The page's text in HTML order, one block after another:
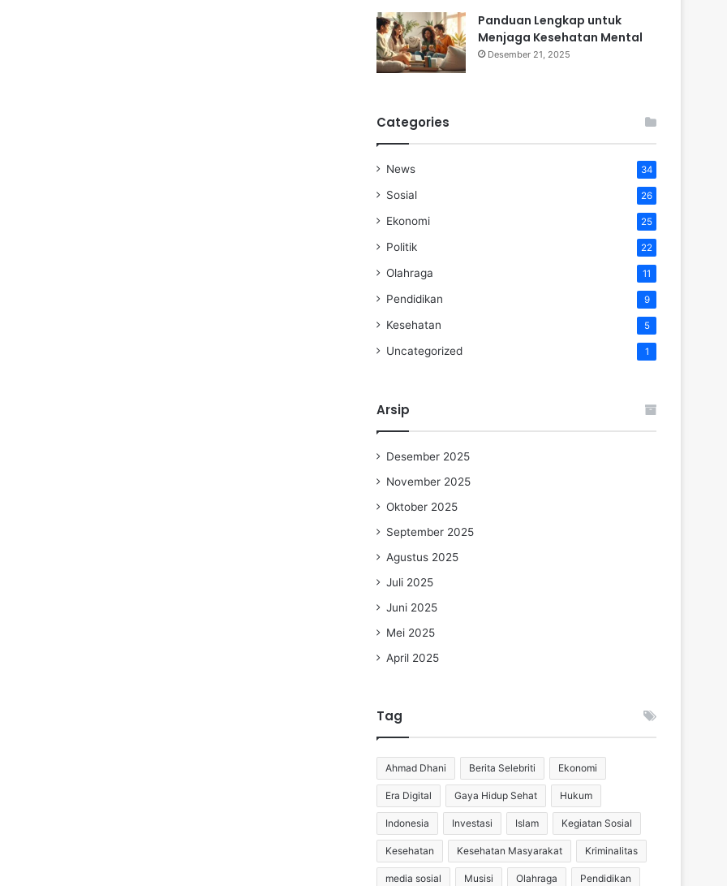
Panduan Lengkap untuk
Menjaga Kesehatan Mental
Desember 21, 2025
Categories
News 34
Sosial 26
Ekonomi 25
Politik 22
Olahraga 11
Pendidikan 9
Kesehatan 5
Uncategorized 1
Arsip
Desember 2025
November 2025
Oktober 2025
September 2025
Agustus 2025
Juli 2025
Juni 2025
Mei 2025
April 2025
Tag
Ahmad Dhani Berita Selebriti Ekonomi
Era Digital Gaya Hidup Sehat Hukum
Indonesia Investasi Islam Kegiatan Sosial
Kesehatan Kesehatan Masyarakat Kriminalitas
media sosial Musisi Olahraga Pendidikan